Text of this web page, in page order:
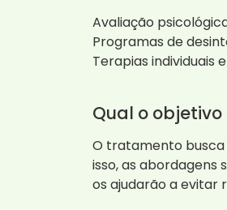
Avaliação
Programas de
Terapias individuais
Qual o
O tratamento busca
isso, as abordagens
os ajudarão a evitar